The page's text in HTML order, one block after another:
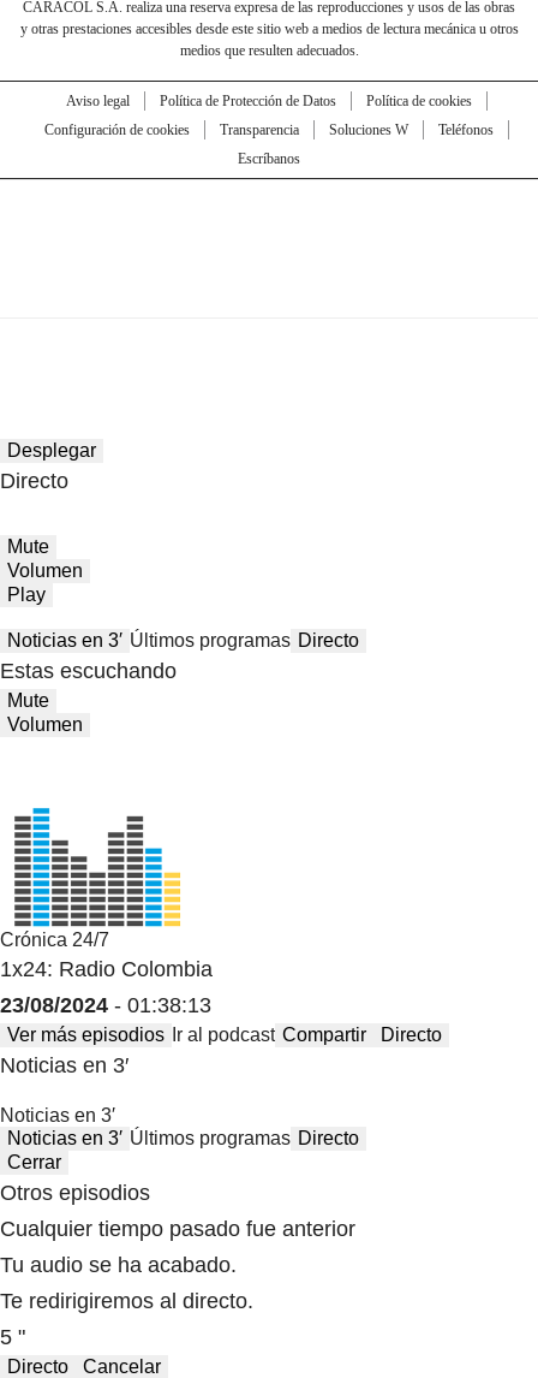
CARACOL S.A. realiza una reserva expresa de las reproducciones y usos de las obras
y otras prestaciones accesibles desde este sitio web a medios de lectura mecánica u otros
medios que resulten adecuados.
Aviso legal Política de Protección de Datos
Política de cookies
Configuración de cookies
Transparencia Soluciones W
Teléfonos
Escríbanos
Desplegar
Directo
Mute
Volumen
Play
Noticias en 3′ Últimos programas Directo
Estas escuchando
Mute
Volumen
Crónica 24/7
1x24: Radio Colombia
23/08/2024 - 01:38:13
Ver más episodios Ir al podcast Compartir Directo
Noticias en 3′
Noticias en 3′
Noticias en 3′ Últimos programas Directo
Cerrar
Otros episodios
Cualquier tiempo pasado fue anterior
Tu audio se ha acabado.
Te redirigiremos al directo.
5 "
Directo
Cancelar